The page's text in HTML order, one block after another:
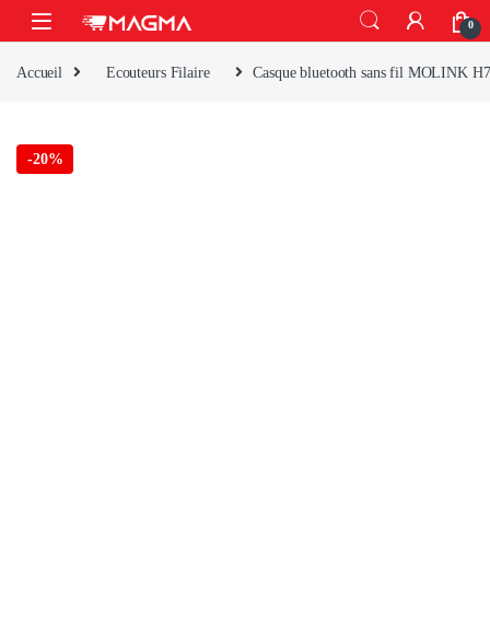
Skip to navigation
Skip to content
Open 0
Accueil Ecouteurs Filaire Casque bluetooth sans fil MOLINK
-20%